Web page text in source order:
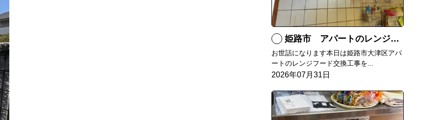
姫路市 アパートのレンジフード交換
お世話になります本日は姫路市大津区アパ
ートのレンジフード交換工事を...
2026年07月31日